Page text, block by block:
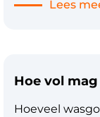
dat gedeelte
wordt
Lees
Hoe vol
Hoeveel